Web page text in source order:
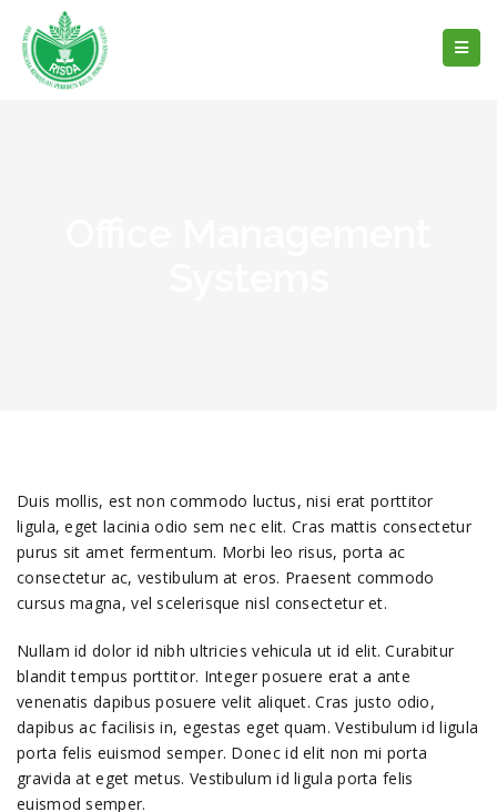
Duis mollis, est non commodo luctus, nisi erat porttitor
ligula, eget lacinia odio sem nec elit. Cras mattis consectetur
purus sit amet fermentum. Morbi leo risus, porta ac
consectetur ac, vestibulum at eros. Praesent commodo
cursus magna, vel scelerisque nisl consectetur et.
Nullam id dolor id nibh ultricies vehicula ut id elit. Curabitur
blandit tempus porttitor. Integer posuere erat a ante
venenatis dapibus posuere velit aliquet. Cras justo odio,
dapibus ac facilisis in, egestas eget quam. Vestibulum id ligula
porta felis euismod semper. Donec id elit non mi porta
gravida at eget metus. Vestibulum id ligula porta felis
euismod semper.